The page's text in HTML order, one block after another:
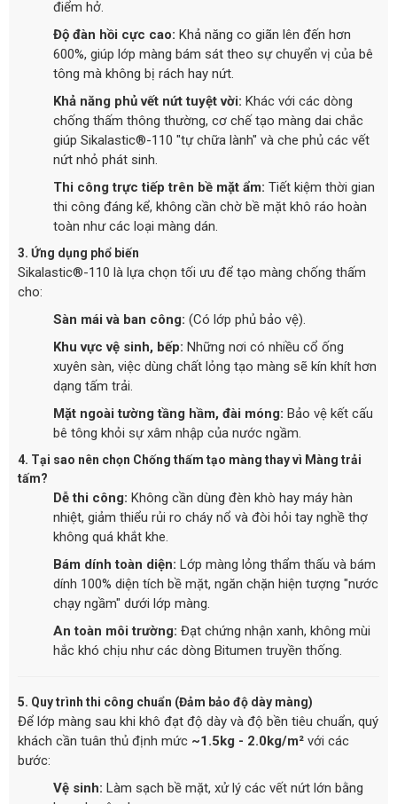
điểm hở.
Độ đàn hồi cực cao: Khả năng co giãn lên đến hơn
600%, giúp lớp màng bám sát theo sự chuyển vị của bê
tông mà không bị rách hay nứt.
Khả năng phủ vết nứt tuyệt vời: Khác với các dòng
chống thấm thông thường, cơ chế tạo màng dai chắc
giúp Sikalastic®-110 "tự chữa lành" và che phủ các vết
nứt nhỏ phát sinh.
Thi công trực tiếp trên bề mặt ẩm: Tiết kiệm thời gian
thi công đáng kể, không cần chờ bề mặt khô ráo hoàn
toàn như các loại màng dán.
3. Ứng dụng phổ biến
Sikalastic®-110 là lựa chọn tối ưu để tạo màng chống thấm
cho:
Sàn mái và ban công: (Có lớp phủ bảo vệ).
Khu vực vệ sinh, bếp: Những nơi có nhiều cổ ống
xuyên sàn, việc dùng chất lỏng tạo màng sẽ kín khít hơn
dạng tấm trải.
Mặt ngoài tường tầng hầm, đài móng: Bảo vệ kết cấu
bê tông khỏi sự xâm nhập của nước ngầm.
4. Tại sao nên chọn Chống thấm tạo màng thay vì Màng trải
tấm?
Dễ thi công: Không cần dùng đèn khò hay máy hàn
nhiệt, giảm thiểu rủi ro cháy nổ và đòi hỏi tay nghề thợ
không quá khắt khe.
Bám dính toàn diện: Lớp màng lỏng thẩm thấu và bám
dính 100% diện tích bề mặt, ngăn chặn hiện tượng "nước
chạy ngầm" dưới lớp màng.
An toàn môi trường: Đạt chứng nhận xanh, không mùi
hắc khó chịu như các dòng Bitumen truyền thống.
5. Quy trình thi công chuẩn (Đảm bảo độ dày màng)
Để lớp màng sau khi khô đạt độ dày và độ bền tiêu chuẩn, quý
khách cần tuân thủ định mức ~1.5kg - 2.0kg/m² với các
bước:
Vệ sinh: Làm sạch bề mặt, xử lý các vết nứt lớn bằng